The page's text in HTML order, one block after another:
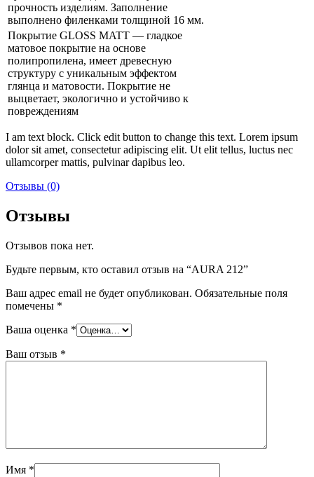
прочность изделиям. Заполнение
выполнено филенками толщиной 16 мм.
Покрытие GLOSS MATT — гладкое
матовое покрытие на основе
полипропилена, имеет древесную
структуру с уникальным эффектом
глянца и матовости. Покрытие не
выцветает, экологично и устойчиво к
повреждениям
I am text block. Click edit button to change this text. Lorem ipsum
dolor sit amet, consectetur adipiscing elit. Ut elit tellus, luctus nec
ullamcorper mattis, pulvinar dapibus leo.
Отзывы (0)
Отзывы
Отзывов пока нет.
Будьте первым, кто оставил отзыв на “AURA 212”
Ваш адрес email не будет опубликован. Обязательные поля
помечены *
Ваша оценка *
Ваш отзыв *
Имя *